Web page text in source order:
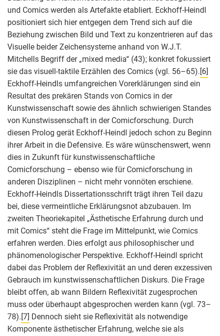
und Comics werden als Artefakte etabliert. Eckhoff-Heindl
positioniert sich hier entgegen dem Trend sich auf die
Beziehung zwischen Bild und Text zu konzentrieren auf das
Visuelle beider Zeichensysteme anhand von W.J.T.
Mitchells Begriff der „mixed media“ (43); konkret fokussiert
sie das visuell-taktile Erzählen des Comics (vgl. 56–65).[6]
Eckhoff-Heindls umfangreichen Vorerklärungen sind ein
Resultat des prekären Stands von Comics in der
Kunstwissenschaft sowie des ähnlich schwierigen Standes
von Kunstwissenschaft in der Comicforschung. Durch
diesen Prolog gerät Eckhoff-Heindl jedoch schon zu Beginn
ihrer Arbeit in die Defensive. Es wäre wünschenswert, wenn
dies in Zukunft für kunstwissenschaftliche
Comicforschung – ebenso wie für Comicforschung in
anderen Disziplinen – nicht mehr vonnöten erschiene.
Eckhoff-Heindls Dissertationsschrift trägt ihren Teil dazu
bei, diese vermeintliche Erklärungsnot abzubauen. Im
zweiten Theoriekapitel „Ästhetische Erfahrung durch und
mit Comics“ steht die Frage im Mittelpunkt, wie Comics
erfahren werden. Dies erfolgt aus philosophischer und
phänomenologischer Perspektive. Eckhoff-Heindl spricht
dabei das Problem der Reflexivität an und deren exzessiven
Gebrauch im kunstwissenschaftlichen Diskurs. Die Frage
bleibt offen, ab wann Bildern Reflexivität zugesprochen
muss oder überhaupt abgesprochen werden kann (vgl. 73–
78).[7] Dennoch sieht sie Reflexivität als notwendige
Komponente ästhetischer Erfahrung, welche sie als